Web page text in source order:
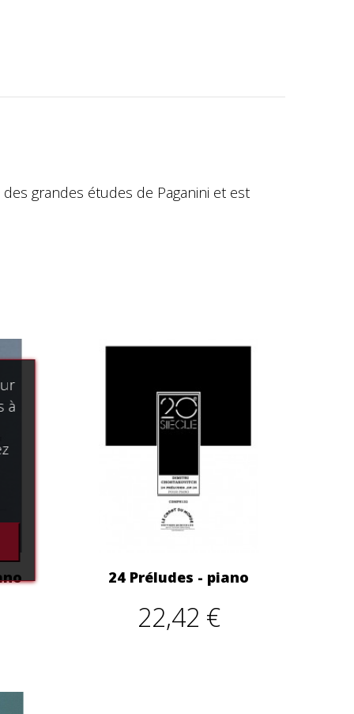
grandes études de Paganini et est
24 Préludes - piano
22,42 €
à